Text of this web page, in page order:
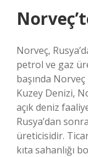
Norveç,
petrol ve gaz
başında Norveç
Kuzey Denizi,
açık deniz
Rusya’dan
üreticisidir.
kıta sahanlığı